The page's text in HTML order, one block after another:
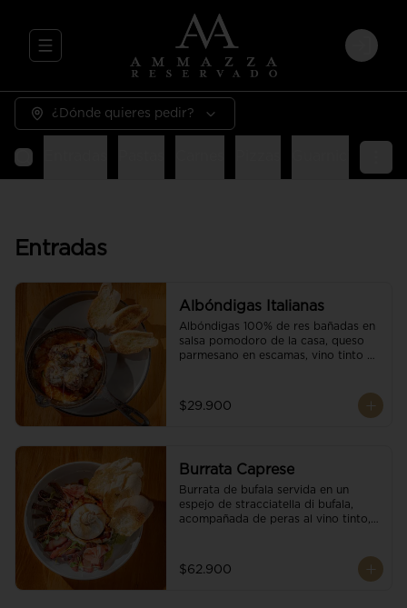
Abrir menu de navegación Login
¿Dónde quieres pedir?
Entradas
Albóndigas Italianas
Albóndigas 100% de res bañadas en
salsa pomodoro de la casa, queso
parmesano en escamas, vino tinto y
$29.900
Burrata Caprese
Burrata de bufala servida en un
espejo de stracciatella di bufala,
acompañada de peras al vino tinto,
pesto y reducción de balsámico.
$62.900